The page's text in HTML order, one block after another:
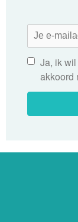
Ja, ik
akkoord